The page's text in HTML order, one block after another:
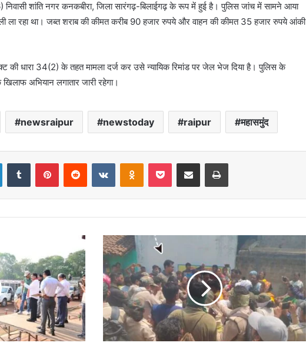
निवासी शांति नगर कनकबीरा, जिला सारंगढ़-बिलाईगढ़ के रूप में हुई है। पुलिस जांच में सामने आया
ला रहा था। जब्त शराब की कीमत करीब 90 हजार रुपये और वाहन की कीमत 35 हजार रुपये आंकी
की धारा 34(2) के तहत मामला दर्ज कर उसे न्यायिक रिमांड पर जेल भेज दिया है। पुलिस के
अभियान लगातार जारी रहेगा।
newsraipur newstoday raipur महासमुंद
LinkedInTumblr PinterestReddit VKontakteOdnoklassniki
Pocket Share via Email Print